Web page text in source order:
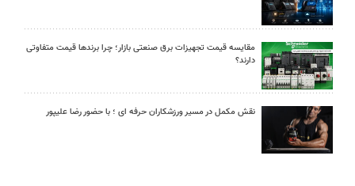
مقایسه قیمت تجهیزات برق صنعتی بازار؛ چرا برندها قیمت متفاوتی
دارند؟
نقش مکمل در مسیر ورزشکاران حرفه ای ؛ با حضور رضا علیپور